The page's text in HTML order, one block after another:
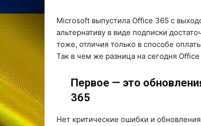
Microsoft выпустила Office 365 с
альтернативу в виде подписки
тоже, отличия только в способе
Так в чем же разница на сегодня
Первое — это
365
Нет критические ошибки и